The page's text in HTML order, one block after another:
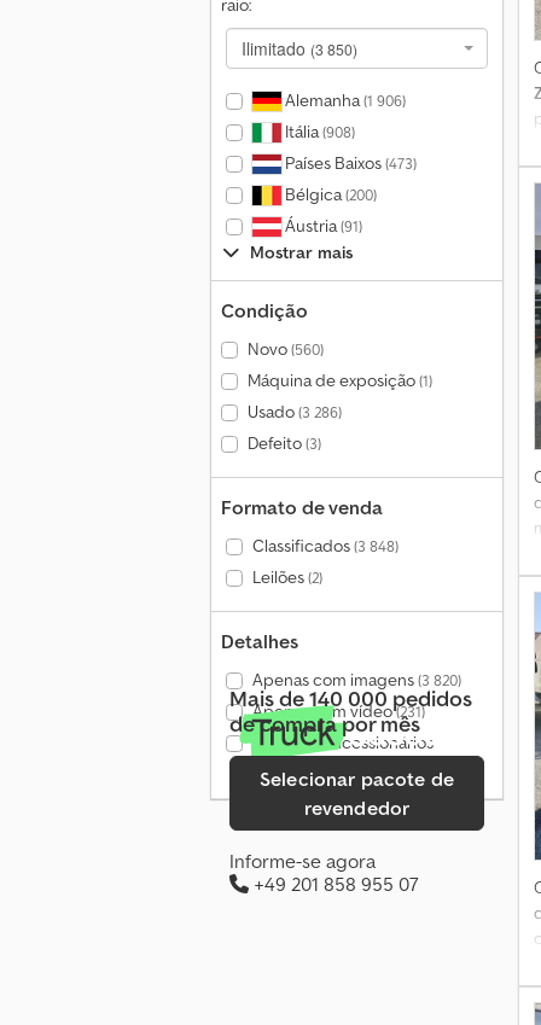
raio:
Ilimitado (3 850)
Alemanha(1 906)
Itália(908)
Países Baixos(473)
Bélgica(200)
Áustria(91)
Mostrar mais
Condição
Novo(560)
Máquina de exposição(1)
Usado(3 286)
Defeito(3)
Formato de venda
Classificados(3 848)
Leilões(2)
Detalhes
Apenas com imagens(3 820)
Apenas com vídeo(231)
Apenas concessionários
verificados
Mais de 140 000 pedidos
de compra por mês
Selecionar pacote de
revendedor
Informe-se agora
+49 201 858 955 07